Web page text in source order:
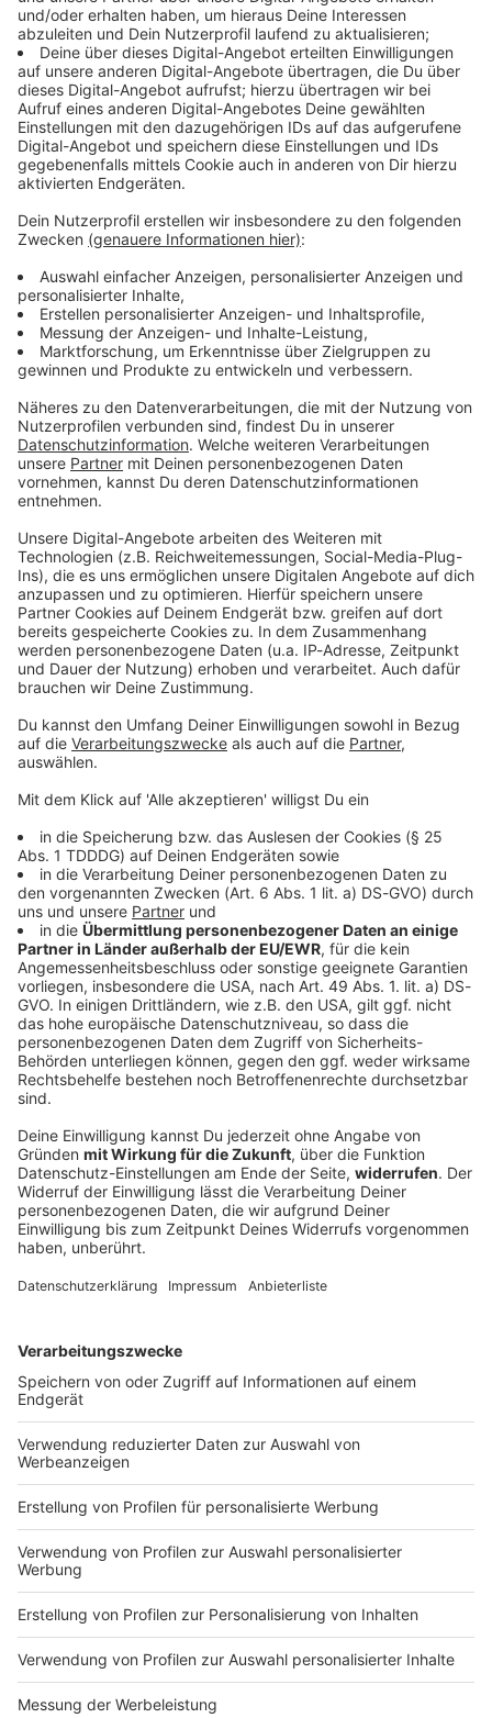
Immer auf dem Laufenden
bleiben!
Verpass' nichts mehr - mit unserem kostenlosen
ANTENNE BAYERN Newsletter. Ob Nachrichten,
Lifestyle oder unsere neuesten Aktionen - wir
informieren dich.
Zum Newsletter anmelden
Du möchtest uns etwas sagen?
Studio Hotline
Kontaktformular
Sprachnachricht
© dpa-infocom, dpa:260219-930-709008/1
Bayern
Nach tödlichem Autounfall: Zug evakuiert
Durch den Verkehrsunfall auf der A3 ist die
Oberleitung entlang einer Bahnstrecke beschädigt
worden. Ein Zug musste evakuiert werden.
DEINE GEMERKTEN ARTIKEL
Du hast dir noch keine Artikel gemerkt
Markiere sie hierfür mit einem